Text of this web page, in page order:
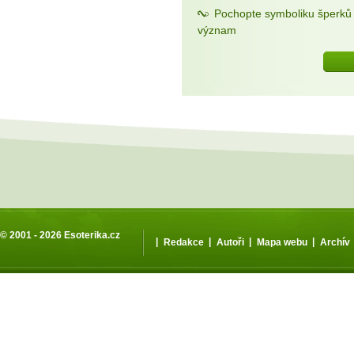
Pochopte symboliku
význam
© 2001 - 2026 Esoterika.cz
| Redakce | Autoři | Mapa webu | Archív